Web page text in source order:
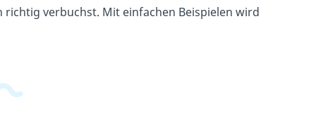
richtig verbuchst. Mit einfachen Beispielen wird